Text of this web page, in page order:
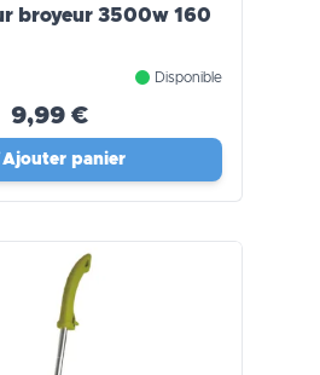
broyeur 3500w 160
Disponible
9,99 €
Ajouter panier